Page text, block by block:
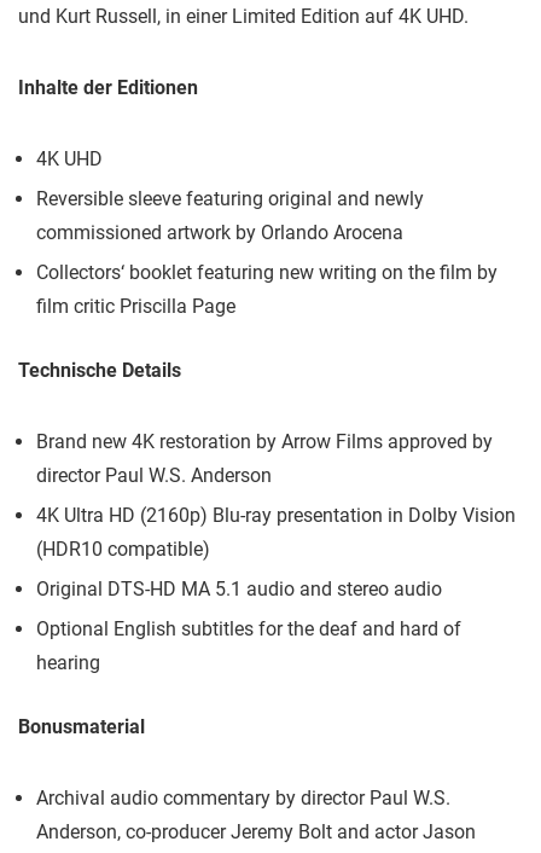
und Kurt Russell, in einer Limited Edition auf 4K UHD.
Inhalte der Editionen
4K UHD
Reversible sleeve featuring original and newly
commissioned artwork by Orlando Arocena
Collectors‘ booklet featuring new writing on the film by
film critic Priscilla Page
Technische Details
Brand new 4K restoration by Arrow Films approved by
director Paul W.S. Anderson
4K Ultra HD (2160p) Blu-ray presentation in Dolby Vision
(HDR10 compatible)
Original DTS-HD MA 5.1 audio and stereo audio
Optional English subtitles for the deaf and hard of
hearing
Bonusmaterial
Archival audio commentary by director Paul W.S.
Anderson, co-producer Jeremy Bolt and actor Jason